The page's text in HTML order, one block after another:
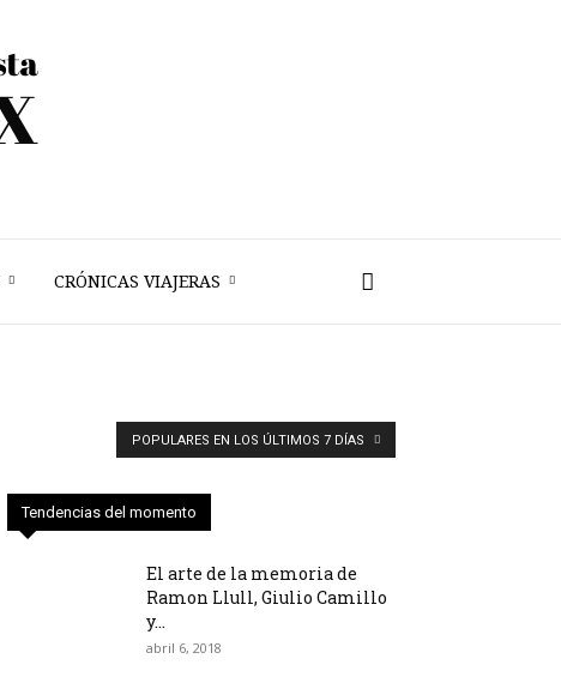
CRÓNICAS VIAJERAS
POPULARES EN LOS ÚLTIMOS 7 DÍAS
Tendencias del momento
El arte de la memoria de
Ramon Llull, Giulio Camillo
y...
abril 6, 2018